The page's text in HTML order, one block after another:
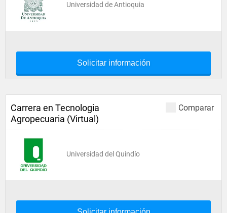
Universidad de Antioquia
Solicitar información
Comparar
Carrera en Tecnologia
Agropecuaria (Virtual)
Universidad del Quindío